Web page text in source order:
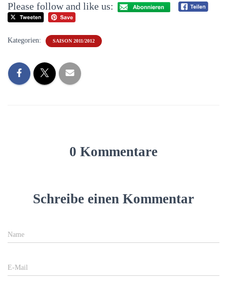
Please follow and like us:
Kategorien: SAISON 2011/2012
0 Kommentare
Schreibe einen Kommentar
Name
E-Mail